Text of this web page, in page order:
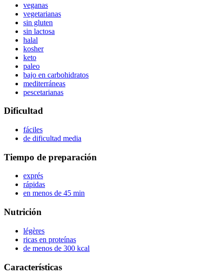
veganas
vegetarianas
sin gluten
sin lactosa
halal
kosher
keto
paleo
bajo en carbohidratos
mediterráneas
pescetarianas
Dificultad
fáciles
de dificultad media
Tiempo de preparación
exprés
rápidas
en menos de 45 min
Nutrición
légères
ricas en proteínas
de menos de 300 kcal
Características